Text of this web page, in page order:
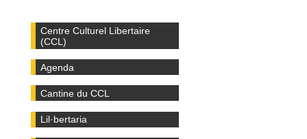
Centre Culturel Libertaire
(CCL)
Agenda
Cantine du CCL
Lil·bertaria